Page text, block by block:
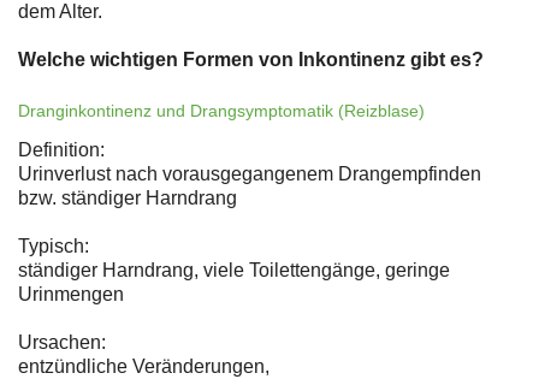
dem Alter.
Welche wichtigen Formen von Inkontinenz gibt es?
Dranginkontinenz und Drangsymptomatik (Reizblase)
Definition:
Urinverlust nach vorausgegangenem Drangempfinden
bzw. ständiger Harndrang
Typisch:
ständiger Harndrang, viele Toilettengänge, geringe
Urinmengen
Ursachen:
entzündliche Veränderungen,